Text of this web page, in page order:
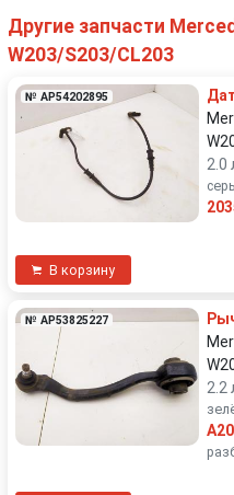
Другие запчасти
W203/S203/CL203
№ AP54202895
2.0
В корзину
№ AP53825227
2.2